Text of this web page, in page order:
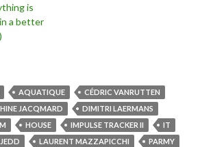
is
a better
AQUATIQUE
CÉDRIC VANRUTTEN
JACQMARD
DIMITRI LAERMANS
HOUSE IMPULSE TRACKER II
IT
JEDD LAURENT MAZZAPICCHI
PARMY